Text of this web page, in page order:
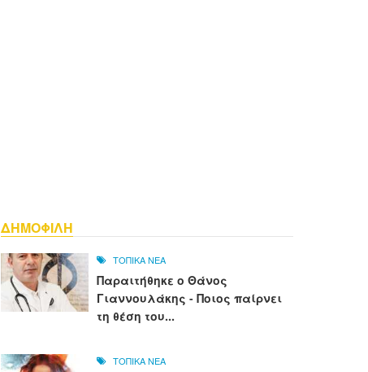
ΔΗΜΟΦΙΛΗ
ΤΟΠΙΚΑ ΝΕΑ
Παραιτήθηκε ο Θάνος
Γιαννουλάκης - Ποιος παίρνει
τη θέση του...
ΤΟΠΙΚΑ ΝΕΑ